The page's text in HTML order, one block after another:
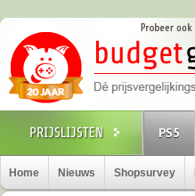
PS5
Home Nieuws Shopsurvey